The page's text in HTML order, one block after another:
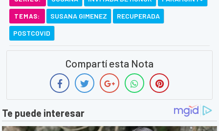
TEMAS: SUSANA GIMENEZ RECUPERADA
POSTCOVID
Compartí esta Nota